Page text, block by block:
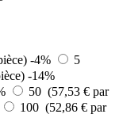
-4%
5
-14%
50 (57,53 € par
100 (52,86 € par